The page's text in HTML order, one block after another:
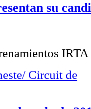
su
IRTA